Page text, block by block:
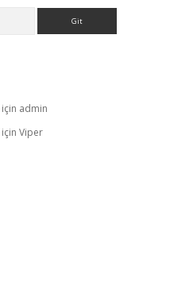
için admin
için Viper